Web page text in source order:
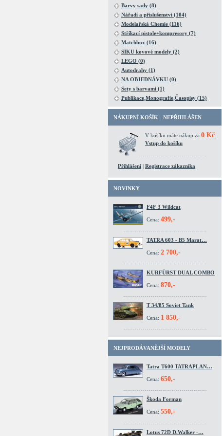
Barvy sady (8)
Nářadí a příslušenství (104)
Modelařská Chemie (116)
Stříkací pistole+kompresory (7)
Matchbox (16)
SIKU kovové modely (2)
LEGO (0)
Autodrahy (1)
NA OBJEDNÁVKU (0)
Sety s barvami (1)
Publikace,Monografie,Časopisy (15)
NÁKUPNÍ KOŠÍK - NEPŘIHLÁŠEN
V košíku máte nákup za 0 Kč
Vstup do košíku
Přihlášení | Registrace zákazníka
NOVINKY
F4F 3 Wildcat
Cena: 499,-
TATRA 603 - B5 Marat…
Cena: 2 700,-
KURFÜRST DUAL COMBO
Cena: 870,-
T 34/85 Soviet Tank
Cena: 1 850,-
NEJPRODÁVANĚJŠÍ MODELY
Tatra T600 TATRAPLAN…
Cena: 650,-
Škoda Forman
Cena: 550,-
Lotus 72D D.Walker -…